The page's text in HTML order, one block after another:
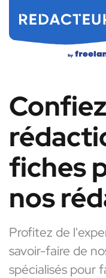
fiches
nos
Profitez de
savoir-faire de
spécialisés pour